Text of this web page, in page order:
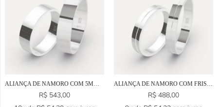
ALIANÇA DE NAMORO COM 5MM EM PRATA 925
R$ 543,00
ALIANÇA DE NAMORO COM FRISO EM PRATA 925
R$ 488,00